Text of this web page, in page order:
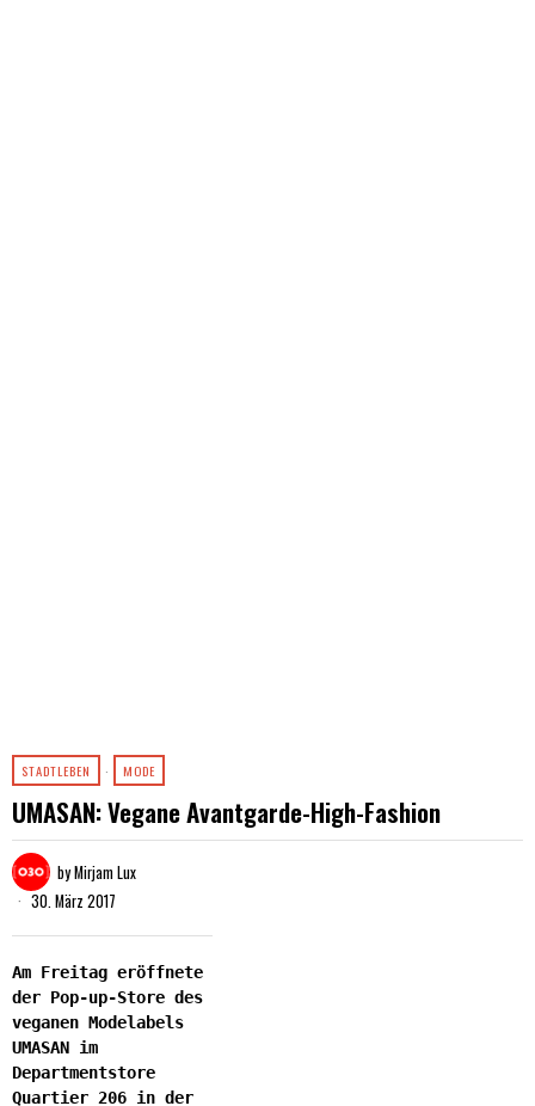
STADTLEBEN · MODE
UMASAN: Vegane Avantgarde-High-Fashion
byMirjam Lux
30. März 2017
Am Freitag eröffnete
der Pop-up-Store des
veganen Modelabels
UMASAN im
Departmentstore
Quartier 206 in der